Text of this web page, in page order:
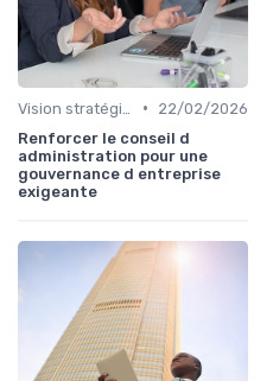
•
22/02/2026
Renforcer le conseil d
administration pour une
gouvernance d entreprise
exigeante